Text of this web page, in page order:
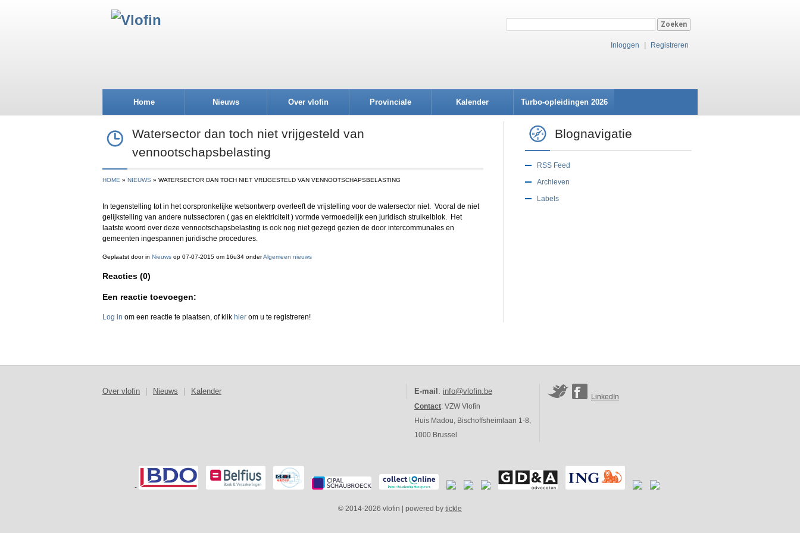
Inloggen Registreren
Home Nieuws Over vlofin Provinciale Kalender Turbo-opleidingen 2026
Watersector dan toch niet vrijgesteld van
vennootschapsbelasting
HOME NIEUWS WATERSECTOR DAN TOCH NIET VRIJGESTELD VAN VENNOOTSCHAPSBELASTING
In tegenstelling tot in het oorspronkelijke wetsontwerp overleeft de vrijstelling voor de watersector niet. Vooral de niet
gelijkstelling van andere nutssectoren ( gas en elektriciteit ) vormde vermoedelijk een juridisch struikelblok. Het
laatste woord over deze vennootschapsbelasting is ook nog niet gezegd gezien de door intercommunales en
gemeenten ingespannen juridische procedures.
Geplaatst doorin Nieuws op 07-07-2015 om 16u34 onderAlgemeen nieuws
Reacties (0)
Een reactie toevoegen:
Log in om een reactie te plaatsen, of klik hier om u te registreren!
Blognavigatie
RSS Feed
Archieven
Labels
Over vlofin Nieuws Kalender E-mail : info@vlofin.be
Contact: VZW Vlofin
Huis Madou, Bischoffsheimlaan 1-8,
1000 Brussel
LinkedIn
-
© 2014-2026 vlofin | powered by tickle